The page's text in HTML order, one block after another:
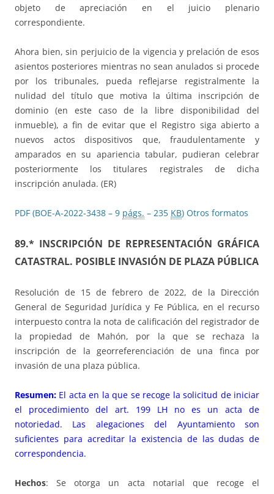
objeto de apreciación en el juicio plenario
correspondiente.
Ahora bien, sin perjuicio de la vigencia y prelación de esos
asientos posteriores mientras no sean anulados si procede
por los tribunales, pueda reflejarse registralmente la
nulidad del título que motiva la última inscripción de
dominio (en este caso de la libre disponibilidad del
inmueble), a fin de evitar que el Registro siga abierto a
nuevos actos dispositivos que, fraudulentamente y
amparados en su apariencia tabular, pudieran celebrar
posteriormente los titulares registrales de dicha
inscripción anulada. (ER)
PDF (BOE-A-2022-3438 – 9 págs. – 235 KB) Otros formatos
89.* INSCRIPCIÓN DE REPRESENTACIÓN GRÁFICA
CATASTRAL. POSIBLE INVASIÓN DE PLAZA PÚBLICA
Resolución de 15 de febrero de 2022, de la Dirección
General de Seguridad Jurídica y Fe Pública, en el recurso
interpuesto contra la nota de calificación del registrador de
la propiedad de Mahón, por la que se rechaza la
inscripción de la georreferenciación de una finca por
invasión de una plaza pública.
Resumen: El acta en la que se recoge la solicitud de iniciar
el procedimiento del art. 199 LH no es un acta de
notoriedad. Las alegaciones del Ayuntamiento son
suficientes para acreditar la existencia de las dudas de
correspondencia.
Hechos: Se otorga un acta notarial que recoge el